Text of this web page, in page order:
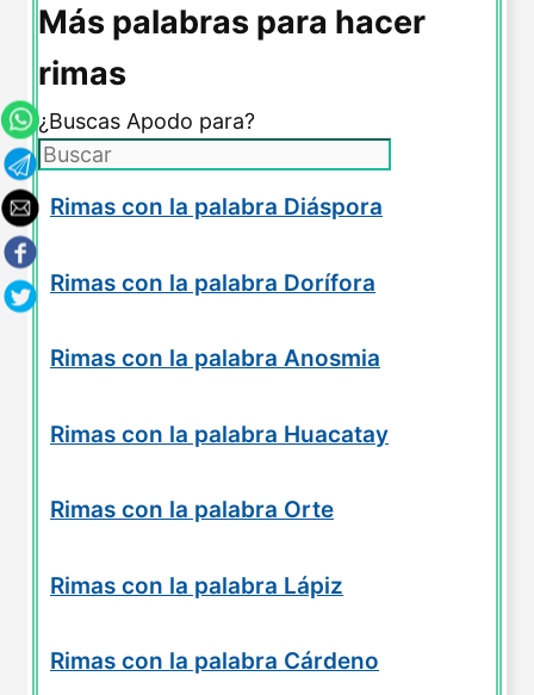
Más palabras para hacer
rimas
¿Buscas Apodo para?
Rimas con la palabra Diáspora
Rimas con la palabra Dorífora
Rimas con la palabra Anosmia
Rimas con la palabra Huacatay
Rimas con la palabra Orte
Rimas con la palabra Lápiz
Rimas con la palabra Cárdeno